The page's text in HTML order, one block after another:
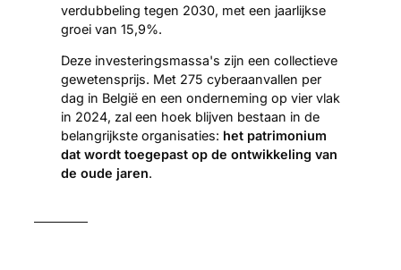
verdubbeling tegen 2030, met een jaarlijkse
groei van 15,9%.
Deze investeringsmassa's zijn een collectieve
gewetensprijs. Met 275 cyberaanvallen per
dag in België en een onderneming op vier vlak
in 2024, zal een hoek blijven bestaan ​​in de
belangrijkste organisaties: het patrimonium
dat wordt toegepast op de ontwikkeling van
de oude jaren.